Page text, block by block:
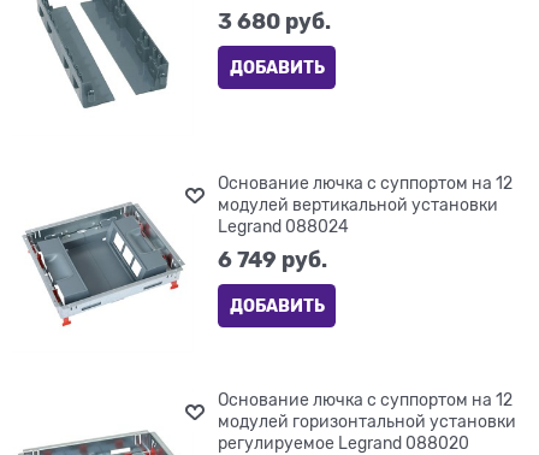
3 680 руб.
ДОБАВИТЬ
Основание лючка с суппортом на 12
модулей вертикальной установки
Legrand 088024
6 749 руб.
ДОБАВИТЬ
Основание лючка с суппортом на 12
модулей горизонтальной установки
регулируемое Legrand 088020